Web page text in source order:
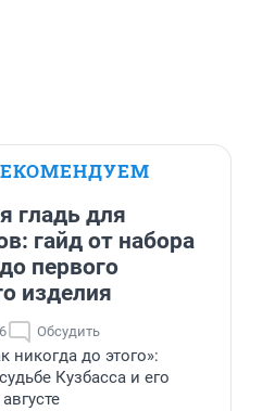
гладь для
гайд от набора
первого
изделия
Обсудить
никогда до этого»:
Кузбасса и его